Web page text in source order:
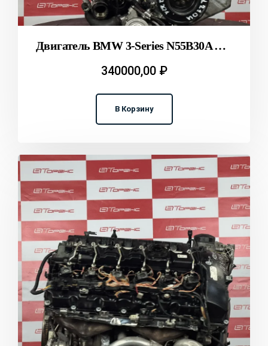
Двигатель BMW 3-Series N55B30A F30 T2312104
340000,00 ₽
В Корзину